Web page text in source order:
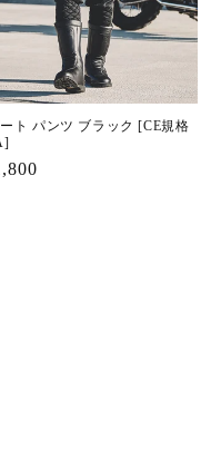
ト パンツ ブラック [CE規格